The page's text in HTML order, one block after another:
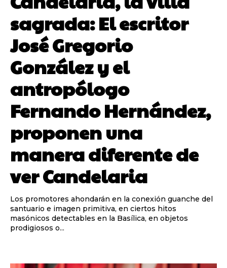
sagrada: El escritor
José Gregorio
González y el
antropólogo
Fernando Hernández,
proponen una
manera diferente de
ver Candelaria
Los promotores ahondarán en la conexión guanche del
santuario e imagen primitiva, en ciertos hitos
masónicos detectables en la Basílica, en objetos
prodigiosos o...